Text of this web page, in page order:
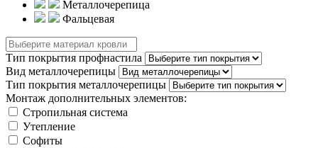
Металлочерепица
Фальцевая
Тип покрытия профнастила
Вид металлочерепицы
Тип покрытия металлочерепицы
Монтаж дополнительных элементов:
Стропильная система
Утепление
Софиты